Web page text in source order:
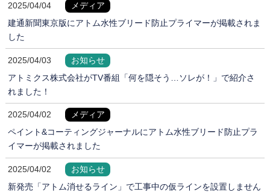
2025/04/04
メディア
建通新聞東京版にアトム水性ブリード防止プライマーが掲載されま
した
2025/04/03
お知らせ
アトミクス株式会社がTV番組「何を隠そう…ソレが！」で紹介さ
れました！
2025/04/02
メディア
ペイント&コーティングジャーナルにアトム水性ブリード防止プラ
イマーが掲載されました
2025/04/02
お知らせ
新発売「アトム消せるライン」で工事中の仮ラインを設置しません